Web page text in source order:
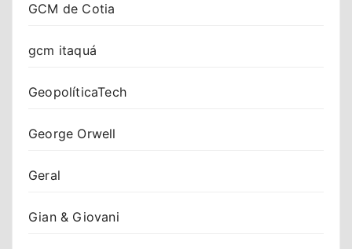
GCM de Cotia
gcm itaquá
GeopolíticaTech
George Orwell
Geral
Gian & Giovani